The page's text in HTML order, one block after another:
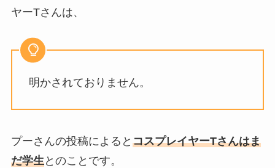
ヤーTさんは、
明かされておりません。
プーさんの投稿によると コスプレイヤーTさんはま
だ学生とのことです。